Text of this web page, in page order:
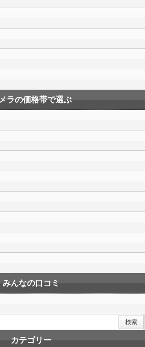
ラの価格帯で選ぶ
みんなの口コミ
カテゴリー